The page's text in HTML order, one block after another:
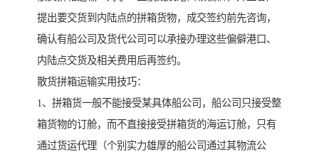
提出要交货到内陆点的拼箱货物，成交签约前先咨询，
确认有船公司及货代公司可以承接办理这些偏僻港口、
内陆点交货及相关费用后再签约。
散货拼箱运输实用技巧：
1、拼箱货一般不能接受某具体船公司，船公司只接受整
箱货物的订舱，而不直接接受拼箱货的海运订舱，只有
通过货运代理（个别实力雄厚的船公司通过其物流公